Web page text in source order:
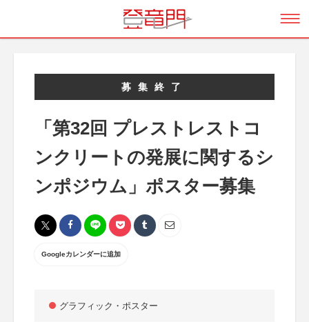
募集終了
「第32回 プレストレストコ
ンクリートの発展に関するシ
ンポジウム」ポスター募集
Googleカレンダーに追加
グラフィック・ポスター